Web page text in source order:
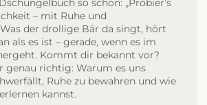
so schön: „Probier’s
– mit Ruhe und
der drollige Bär da singt, hört
als es ist – gerade, wenn es im
Kommt dir bekannt vor?
genau richtig: Warum es uns
Ruhe zu bewahren und wie
kannst.